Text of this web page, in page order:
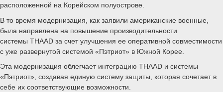
расположенной на Корейском полуострове.
В то время модернизация, как заявили американские военные,
была направлена на повышение производительности
системы THAAD за счет улучшения ее оперативной совместимости
с уже развернутой системой «Пэтриот» в Южной Корее.
Эта модернизация облегчает интеграцию THAAD и системы
«Пэтриот», создавая единую систему защиты, которая сочетает в
себе их соответствующие возможности.